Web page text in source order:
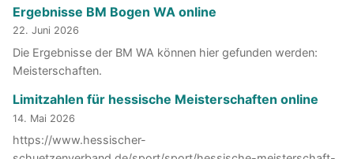
Ergebnisse BM Bogen WA online
22. Juni 2026
Die Ergebnisse der BM WA können hier gefunden werden:
Meisterschaften.
Limitzahlen für hessische Meisterschaften online
14. Mai 2026
https://www.hessischer-